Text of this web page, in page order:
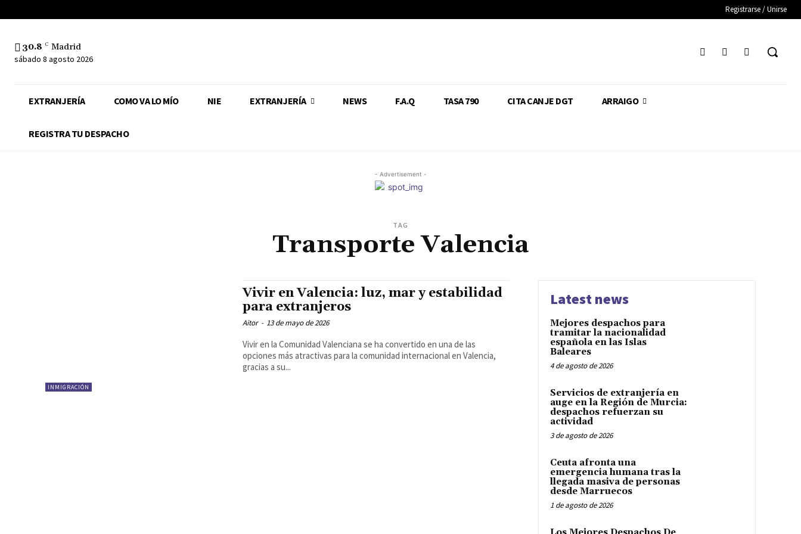
Registrarse / Unirse
30.8 C Madrid
sábado 8 agosto 2026
EXTRANJERÍA COMO VA LO MÍO NIE EXTRANJERÍA NEWS F.A.Q TASA 790 CITA CANJE DGT ARRAIGO
REGISTRA TU DESPACHO
- Advertisement -
TAG
Transporte Valencia
INMIGRACIÓN
Vivir en Valencia: luz, mar y estabilidad
para extranjeros
Aitor - 13 de mayo de 2026
Vivir en la Comunidad Valenciana se ha convertido en una de las
opciones más atractivas para la comunidad internacional en Valencia,
gracias a su...
Latest news
Mejores despachos para
tramitar la nacionalidad
española en las Islas
Baleares
4 de agosto de 2026
Servicios de extranjería en
auge en la Región de Murcia:
despachos refuerzan su
actividad
3 de agosto de 2026
Ceuta afronta una
emergencia humana tras la
llegada masiva de personas
desde Marruecos
1 de agosto de 2026